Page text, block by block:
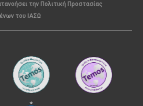
την Πολιτική Προστασίας
του ΙΑΣΩ